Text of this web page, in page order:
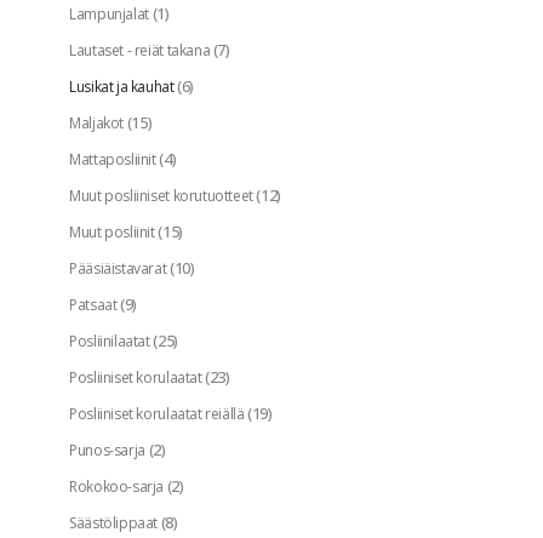
Lampunjalat(1)
Lautaset - reiät takana(7)
Lusikat ja kauhat(6)
Maljakot(15)
Mattaposliinit(4)
Muut posliiniset korutuotteet(12)
Muut posliinit(15)
Pääsiäistavarat(10)
Patsaat(9)
Posliinilaatat(25)
Posliiniset korulaatat(23)
Posliiniset korulaatat reiällä(19)
Punos-sarja (2)
Rokokoo-sarja (2)
Säästölippaat(8)